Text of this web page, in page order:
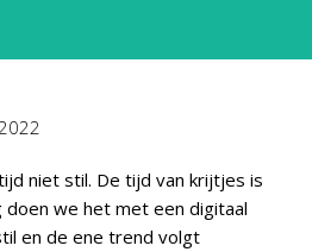
niet stil. De tijd van krijtjes is
we het met een digitaal
en de ene trend volgt